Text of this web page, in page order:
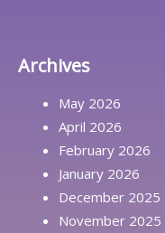
Archives
May 2026
April 2026
February 2026
January 2026
December 2025
November 2025